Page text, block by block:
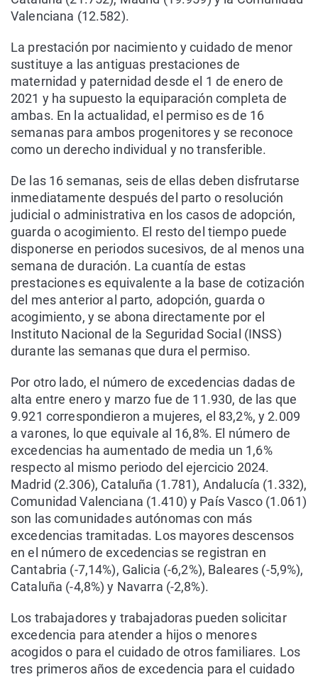
Valenciana (12.582).
La prestación por nacimiento y cuidado de menor
sustituye a las antiguas prestaciones de
maternidad y paternidad desde el 1 de enero de
2021 y ha supuesto la equiparación completa de
ambas. En la actualidad, el permiso es de 16
semanas para ambos progenitores y se reconoce
como un derecho individual y no transferible.
De las 16 semanas, seis de ellas deben disfrutarse
inmediatamente después del parto o resolución
judicial o administrativa en los casos de adopción,
guarda o acogimiento. El resto del tiempo puede
disponerse en periodos sucesivos, de al menos una
semana de duración. La cuantía de estas
prestaciones es equivalente a la base de cotización
del mes anterior al parto, adopción, guarda o
acogimiento, y se abona directamente por el
Instituto Nacional de la Seguridad Social (INSS)
durante las semanas que dura el permiso.
Por otro lado, el número de excedencias dadas de
alta entre enero y marzo fue de 11.930, de las que
9.921 correspondieron a mujeres, el 83,2%, y 2.009
a varones, lo que equivale al 16,8%. El número de
excedencias ha aumentado de media un 1,6%
respecto al mismo periodo del ejercicio 2024.
Madrid (2.306), Cataluña (1.781), Andalucía (1.332),
Comunidad Valenciana (1.410) y País Vasco (1.061)
son las comunidades autónomas con más
excedencias tramitadas. Los mayores descensos
en el número de excedencias se registran en
Cantabria (-7,14%), Galicia (-6,2%), Baleares (-5,9%),
Cataluña (-4,8%) y Navarra (-2,8%).
Los trabajadores y trabajadoras pueden solicitar
excedencia para atender a hijos o menores
acogidos o para el cuidado de otros familiares. Los
tres primeros años de excedencia para el cuidado